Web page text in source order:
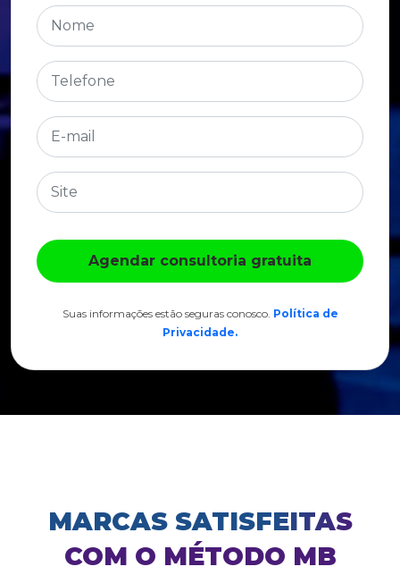
Agendar consultoria gratuita
Suas informações estão seguras conosco. Política de
Privacidade.
MARCAS SATISFEITAS
COM O MÉTODO MB